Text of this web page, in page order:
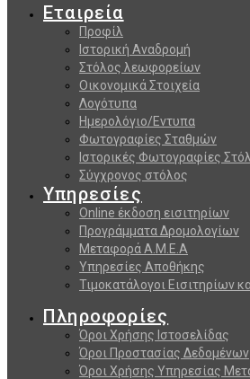
Εταιρεία
Προφίλ
Ιστορική Αναδρομή
Στόλος λεωφορείων
Οικονομικά Στοιχεία
Λογότυπα
Ημερολόγιο/Εντυπα
Φωτογραφίες Σταθμών
Ιστορικές Φωτογραφίες
Σύγχρονος στόλος
Υπηρεσίες
Online έκδοση εισιτηρίων
Προγράμματα Δρομολογίων
Μεταφορά Α.Μ.Ε.Α
Υπηρεσίες Αποθήκης
Τιμοκατάλογοι Εισιτηρίων
Πληροφορίες
Όροι Χρήσης Ιστοσελίδας
Όροι Προστασίας Δεδομένων
Όροι Χρήσης Υπηρεσίας